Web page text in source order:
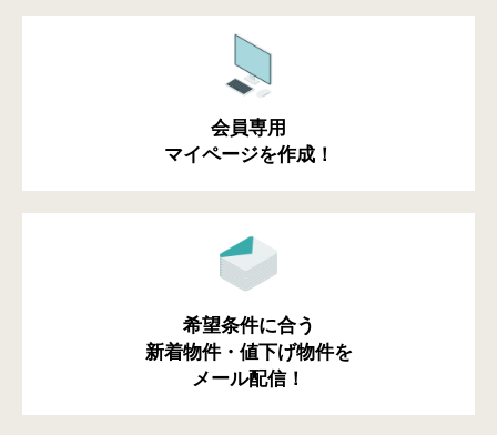
会員専用
マイページを作成！
希望条件に合う
新着物件・値下げ物件を
メール配信！